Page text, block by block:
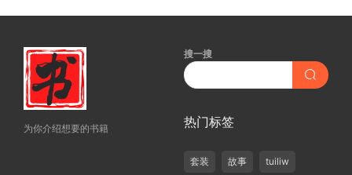
为你介绍想要的书籍
搜一搜
热门标签
套装 故事 tuiliw